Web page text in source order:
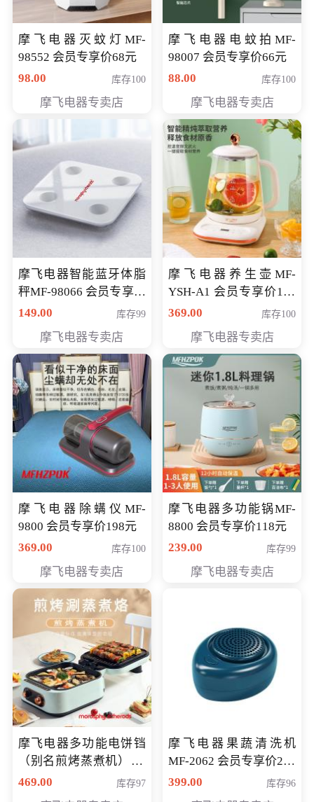
摩飞电器灭蚊灯MF-
98552 会员专享价68元
98.00
库存100
摩飞电器专卖店
摩飞电器电蚊拍MF-
98007 会员专享价66元
88.00
库存100
摩飞电器专卖店
摩飞电器智能蓝牙体脂
秤MF-98066 会员专享价
98元
149.00 库存99
摩飞电器专卖店
摩飞电器养生壶MF-
YSH-A1 会员专享价198
元
369.00 库存100
摩飞电器专卖店
摩飞电器除螨仪MF-
9800 会员专享价198元
369.00
库存100
摩飞电器专卖店
摩飞电器多功能锅MF-
8800 会员专享价118元
239.00
库存99
摩飞电器专卖店
摩飞电器多功能电饼铛
（别名煎烤蒸煮机） 型
号MF-8888B 会员专享
469.00 库存97
摩飞电器果蔬清洗机
MF-2062 会员专享价268
元
399.00 库存96